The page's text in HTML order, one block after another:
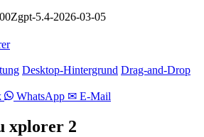
5.4-2026-03-05
Desktop-Hintergrund Drag-and-Drop
WhatsApp ✉ E-Mail
xplorer 2